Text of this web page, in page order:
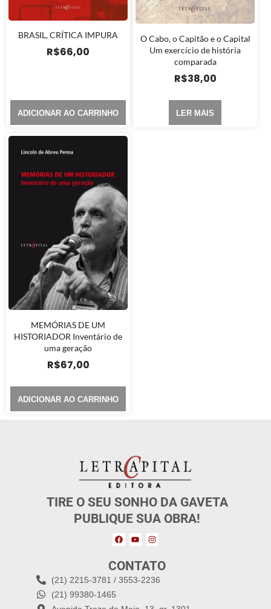
BRASIL, CRÍTICA IMPURA
R$66,00
ADICIONAR AO CARRINHO
O Cabo, o Capitão e o Capital
Um exercício de história
comparada
R$38,00
LER MAIS
MEMÓRIAS DE UM
HISTORIADOR Inventário de
uma geração
R$67,00
ADICIONAR AO CARRINHO
TIRE O SEU SONHO DA GAVETA
PUBLIQUE SUA OBRA!
CONTATO
(21) 2215-3781 / 3553-2236
(21) 99380-1465